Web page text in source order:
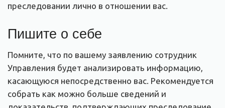
преследовании лично в отношении вас.
Пишите о себе
Помните, что по вашему заявлению сотрудник
Управления будет анализировать информацию,
касающуюся непосредственно вас. Рекомендуется
собрать как можно больше сведений и